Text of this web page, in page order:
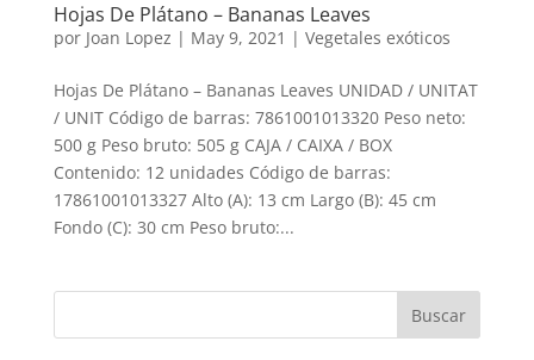
Hojas De Plátano – Bananas Leaves
por Joan Lopez | May 9, 2021 | Vegetales exóticos
Hojas De Plátano – Bananas Leaves UNIDAD / UNITAT
/ UNIT Código de barras: 7861001013320 Peso neto:
500 g Peso bruto: 505 g CAJA / CAIXA / BOX
Contenido: 12 unidades Código de barras:
17861001013327 Alto (A): 13 cm Largo (B): 45 cm
Fondo (C): 30 cm Peso bruto:...